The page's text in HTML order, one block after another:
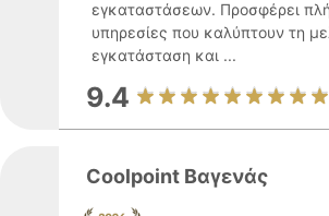
εγκαταστάσεων. Προσφέρει
υπηρεσίες που καλύπτουν τη
εγκατάσταση και ...
9.4
Coolpoint Βαγενάς